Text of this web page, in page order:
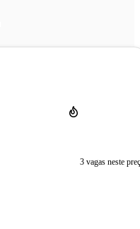
3 vagas neste